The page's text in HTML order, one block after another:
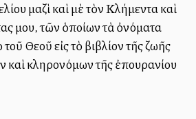
μαζὶ καὶ μὲ τὸν Κλήμεντα καὶ
μου, τῶν ὁποίων τὰ ὀνόματα
Θεοῦ εἰς τὸ βιβλίον τῆς ζωῆς
καὶ κληρονόμων τῆς ἐπουρανίου